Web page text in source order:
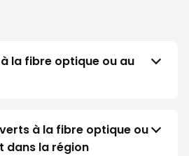
la fibre optique ou au
à la fibre optique ou
dans la région